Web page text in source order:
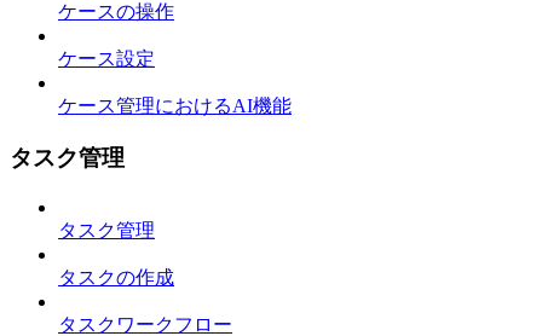
ケースの操作
ケース設定
ケース管理におけるAI機能
タスク管理
タスク管理
タスクの作成
タスクワークフロー